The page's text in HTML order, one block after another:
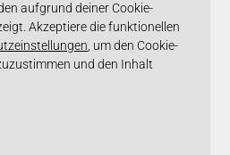
aufgrund deiner Cookie-
Akzeptiere die funktionellen
, um den Cookie-
und den Inhalt